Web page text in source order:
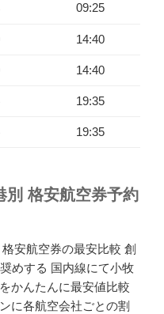
09:25
14:40
14:40
19:35
19:35
別 格安航空券予約
安航空券の最安比較 創
めする 国内線にて小牧
かんたんに最安値比較
に各航空会社ごとの割